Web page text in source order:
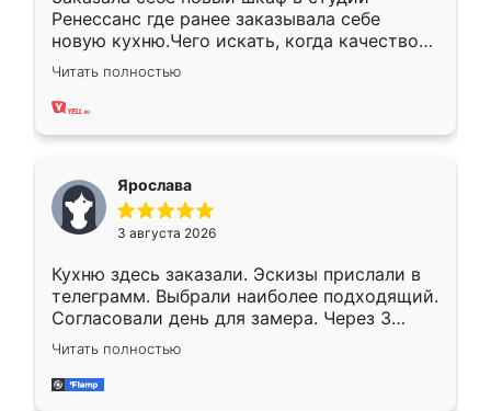
Ренессанс где ранее заказывала себе
новую кухню.Чего искать, когда качеством
вполне довольна. Служит кухня уже почти
два года, нареканий нет.
Читать полностью
Ярослава
3 августа 2026
Кухню здесь заказали. Эскизы прислали в
телеграмм. Выбрали наиболее подходящий.
Согласовали день для замера. Через 3
недели кухня была уже готова. Остались
довольны работой. Спасибо Ренессанс
мебель за качественную работу!
Читать полностью